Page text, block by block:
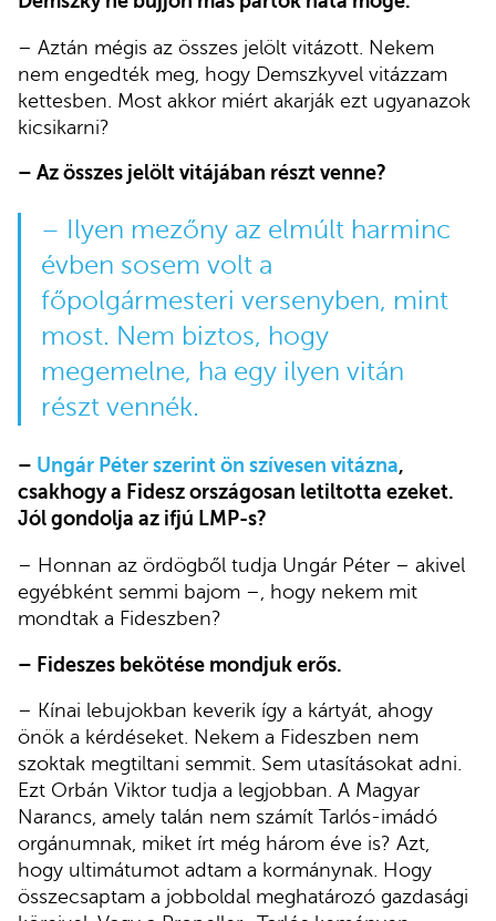
– Aztán mégis az összes jelölt vitázott. Nekem
nem engedték meg, hogy Demszkyvel vitázzam
kettesben. Most akkor miért akarják ezt ugyanazok
kicsikarni?
– Az összes jelölt vitájában részt venne?
– Ilyen mezőny az elmúlt harminc
évben sosem volt a
főpolgármesteri versenyben, mint
most. Nem biztos, hogy
megemelne, ha egy ilyen vitán
részt vennék.
– Ungár Péter szerint ön szívesen vitázna,
csakhogy a Fidesz országosan letiltotta ezeket.
Jól gondolja az ifjú LMP-s?
– Honnan az ördögből tudja Ungár Péter – akivel
egyébként semmi bajom –, hogy nekem mit
mondtak a Fideszben?
– Fideszes bekötése mondjuk erős.
– Kínai lebujokban keverik így a kártyát, ahogy
önök a kérdéseket. Nekem a Fideszben nem
szoktak megtiltani semmit. Sem utasításokat adni.
Ezt Orbán Viktor tudja a legjobban. A Magyar
Narancs, amely talán nem számít Tarlós-imádó
orgánumnak, miket írt még három éve is? Azt,
hogy ultimátumot adtam a kormánynak. Hogy
összecsaptam a jobboldal meghatározó gazdasági